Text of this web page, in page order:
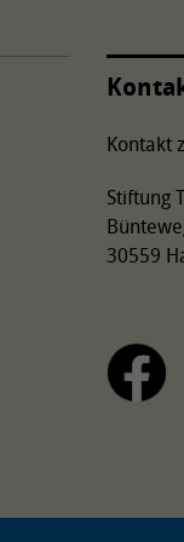
Kontakt
Stiftung
30559